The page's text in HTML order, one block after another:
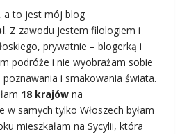
, a to jest mój blog
. Z zawodu jestem filologiem i
prywatnie – blogerką i
podróże i nie wyobrażam sobie
i smakowania świata.
18 krajów na
w samych tylko Włoszech byłam
mieszkałam na Sycylii, która